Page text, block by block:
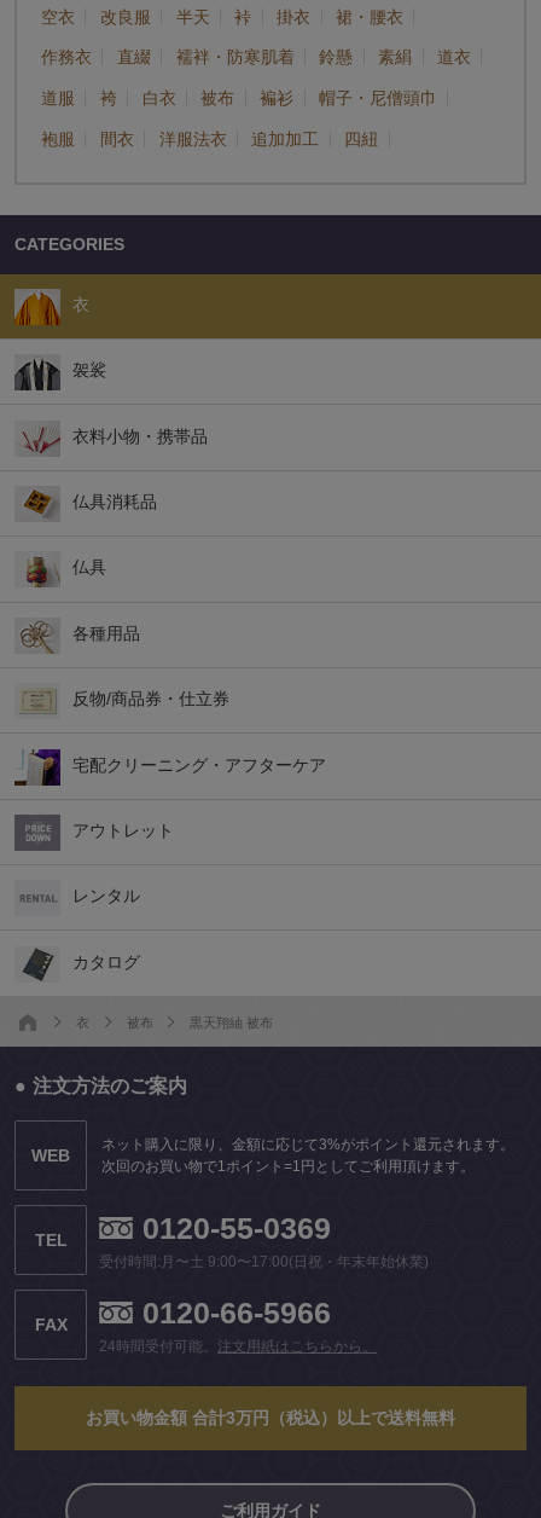
空衣 改良服 半天 裃 掛衣 裙・腰衣
作務衣 直綴 襦袢・防寒肌着 鈴懸 素絹 道衣
道服 袴 白衣 被布 褊衫 帽子・尼僧頭巾
袍服 間衣 洋服法衣 追加加工 四紐
CATEGORIES
衣
袈裟
衣料小物・携帯品
仏具消耗品
仏具
各種用品
反物/商品券・仕立券
宅配クリーニング・アフターケア
アウトレット
レンタル
カタログ
衣 被布 黒天翔紬 被布
注文方法のご案内
WEB
ネット購入に限り、金額に応じて3%がポイント還元されます。
次回のお買い物で1ポイント=1円としてご利用頂けます。
TEL 0120-55-0369
受付時間:月〜土 9:00〜17:00(日祝・年末年始休業)
FAX 0120-66-5966
24時間受付可能。 注文用紙はこちらから。
お買い物金額 合計3万円（税込）以上で送料無料
ご利用ガイド